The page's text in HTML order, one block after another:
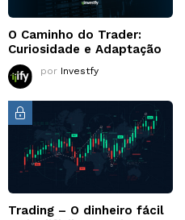
O Caminho do Trader:
Curiosidade e Adaptação
por Investfy
Trading – O dinheiro fácil